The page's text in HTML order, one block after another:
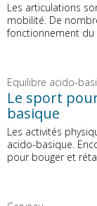
Les articulations
mobilité. De
fonctionnement du
Equilibre acido-
Le sport
basique
Les activités
acido-basique.
pour bouger et